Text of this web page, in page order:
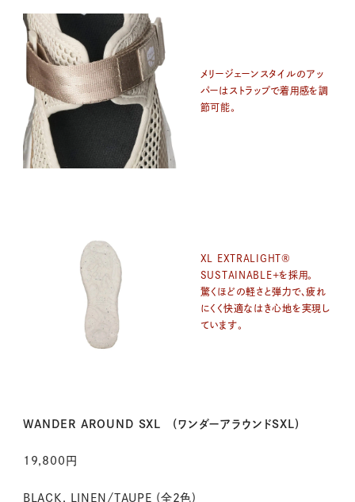
メリージェーンスタイルのアッ
パーはストラップで着用感を調
節可能。
XL EXTRALIGHT®
SUSTAINABLE+を採用。
驚くほどの軽さと弾力で、疲れ
にくく快適なはき心地を実現し
ています。
WANDER AROUND SXL (ワンダーアラウンドSXL)
19,800 円
BLACK, LINEN/TAUPE (全2色 )